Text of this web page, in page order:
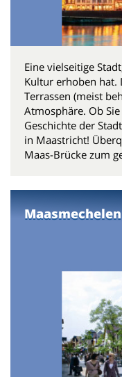
Eine vielseitige
Kultur erhoben hat.
Terrassen (meist
Atmosphäre. Ob
Geschichte der
in Maastricht!
Maas-Brücke zum